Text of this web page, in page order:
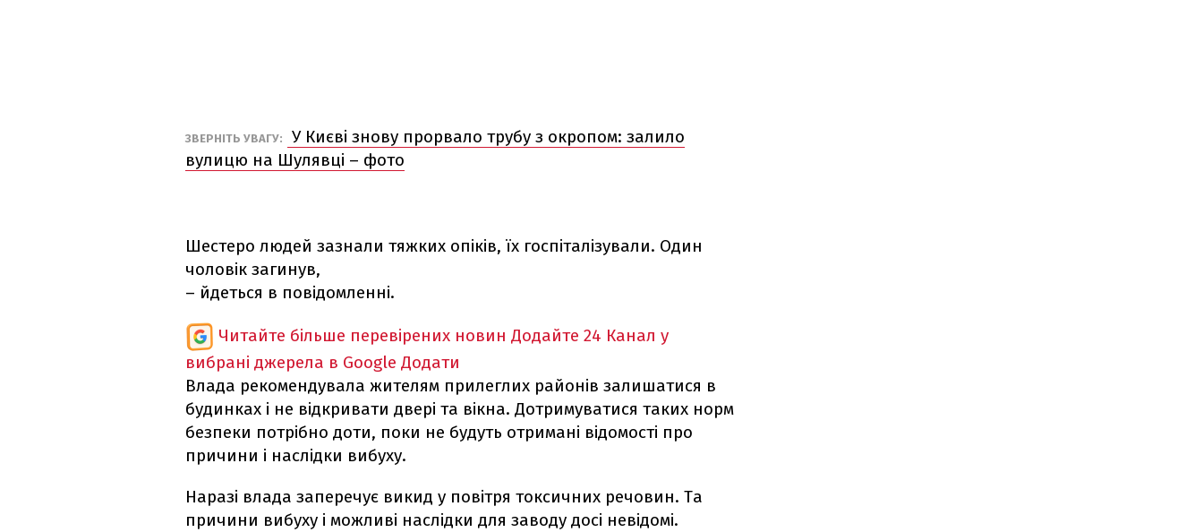
ЗВЕРНІТЬ УВАГУ:
У Києві знову прорвало трубу з окропом: залило
вулицю на Шулявці – фото
Шестеро людей зазнали тяжких опіків, їх госпіталізували. Один
чоловік загинув,
– йдеться в повідомленні.
Читайте більше перевірених новин Додайте 24 Канал у
вибрані джерела в Google Додати
Влада рекомендувала жителям прилеглих районів залишатися в
будинках і не відкривати двері та вікна. Дотримуватися таких норм
безпеки потрібно доти, поки не будуть отримані відомості про
причини і наслідки вибуху.
Наразі влада заперечує викид у повітря токсичних речовин. Та
причини вибуху і можливі наслідки для заводу досі невідомі.